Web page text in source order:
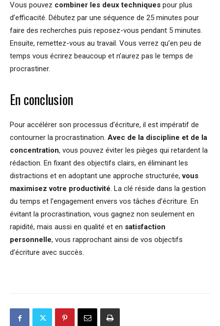
Vous pouvez combiner les deux techniques pour plus
d’efficacité. Débutez par une séquence de 25 minutes pour
faire des recherches puis reposez-vous pendant 5 minutes.
Ensuite, remettez-vous au travail. Vous verrez qu’en peu de
temps vous écrirez beaucoup et n’aurez pas le temps de
procrastiner.
En conclusion
Pour accélérer son processus d’écriture, il est impératif de
contourner la procrastination. Avec de la discipline et de la
concentration, vous pouvez éviter les pièges qui retardent la
rédaction. En fixant des objectifs clairs, en éliminant les
distractions et en adoptant une approche structurée,vous
maximisez votre productivité. La clé réside dans la gestion
du temps et l’engagement envers vos tâches d’écriture. En
évitant la procrastination, vous gagnez non seulement en
rapidité, mais aussi en qualité et en satisfaction
personnelle, vous rapprochant ainsi de vos objectifs
d’écriture avec succès.